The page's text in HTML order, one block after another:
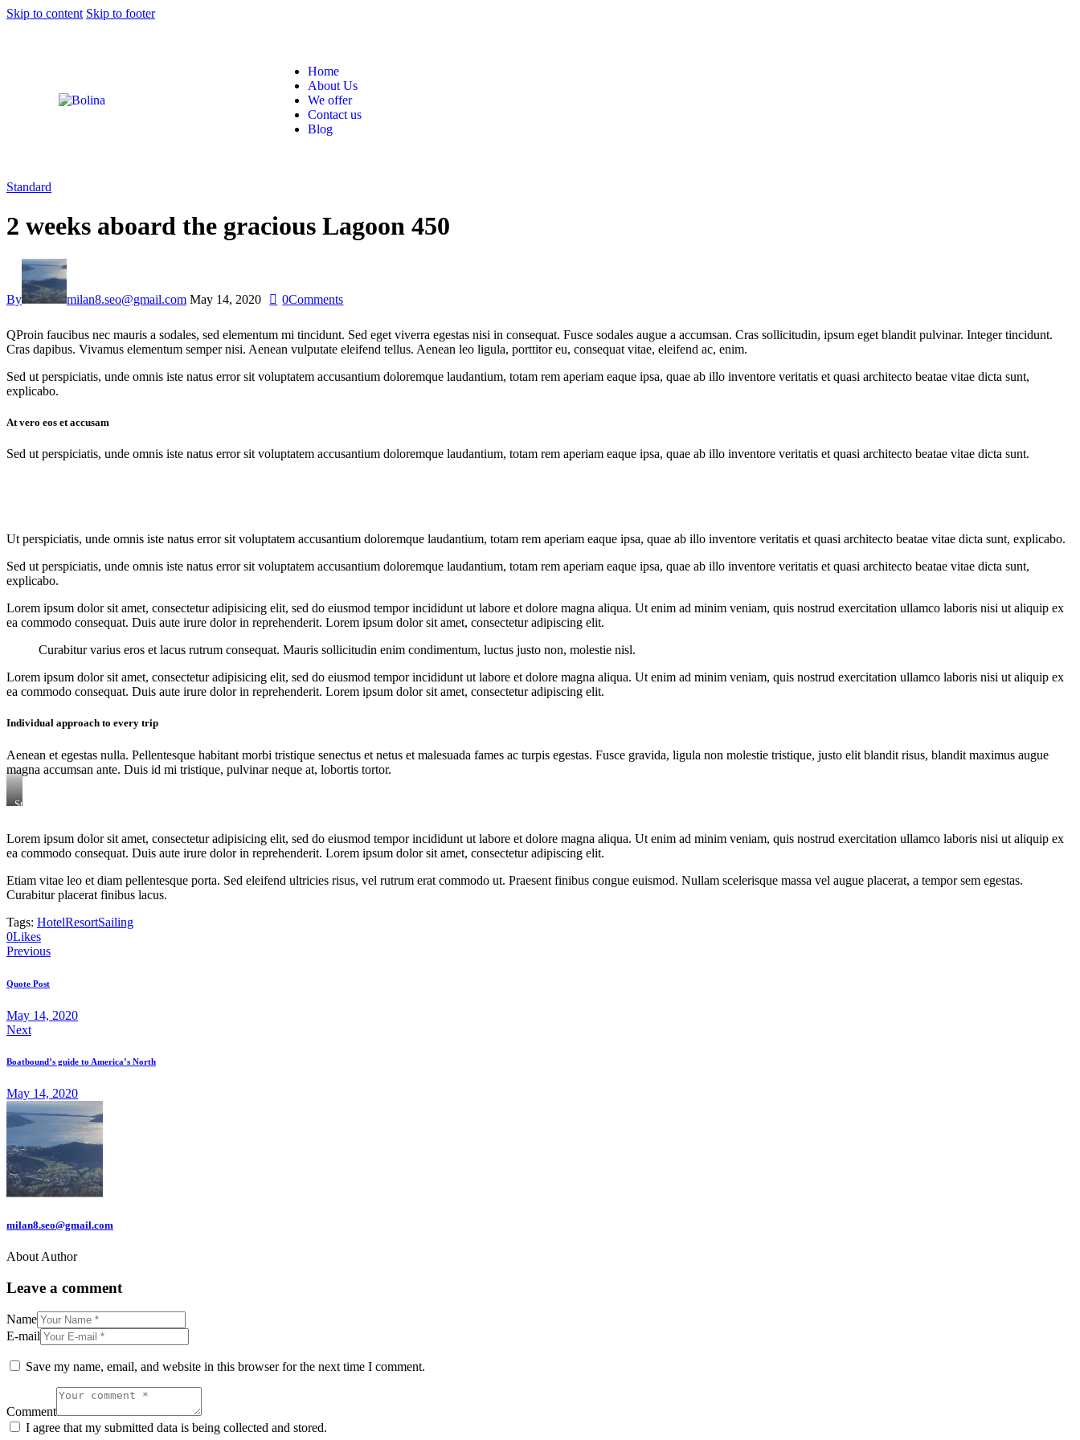
Skip to content Skip to footer
Home
About Us
We offer
Contact us
Blog
Standard
2 weeks aboard the gracious Lagoon 450
By milan8.seo@gmail.com May 14, 2020 0Comments
QProin faucibus nec mauris a sodales, sed elementum mi tincidunt. Sed eget viverra egestas nisi in consequat. Fusce sodales augue a accumsan. Cras sollicitudin, ipsum eget blandit pulvinar. Integer tincidunt.
Cras dapibus. Vivamus elementum semper nisi. Aenean vulputate eleifend tellus. Aenean leo ligula, porttitor eu, consequat vitae, eleifend ac, enim.
Sed ut perspiciatis, unde omnis iste natus error sit voluptatem accusantium doloremque laudantium, totam rem aperiam eaque ipsa, quae ab illo inventore veritatis et quasi architecto beatae vitae dicta sunt,
explicabo.
At vero eos et accusam
Sed ut perspiciatis, unde omnis iste natus error sit voluptatem accusantium doloremque laudantium, totam rem aperiam eaque ipsa, quae ab illo inventore veritatis et quasi architecto beatae vitae dicta sunt.
Ut perspiciatis, unde omnis iste natus error sit voluptatem accusantium doloremque laudantium, totam rem aperiam eaque ipsa, quae ab illo inventore veritatis et quasi architecto beatae vitae dicta sunt, explicabo.
Sed ut perspiciatis, unde omnis iste natus error sit voluptatem accusantium doloremque laudantium, totam rem aperiam eaque ipsa, quae ab illo inventore veritatis et quasi architecto beatae vitae dicta sunt,
explicabo.
Lorem ipsum dolor sit amet, consectetur adipisicing elit, sed do eiusmod tempor incididunt ut labore et dolore magna aliqua. Ut enim ad minim veniam, quis nostrud exercitation ullamco laboris nisi ut aliquip ex
ea commodo consequat. Duis aute irure dolor in reprehenderit. Lorem ipsum dolor sit amet, consectetur adipiscing elit.
Curabitur varius eros et lacus rutrum consequat. Mauris sollicitudin enim condimentum, luctus justo non, molestie nisl.
Lorem ipsum dolor sit amet, consectetur adipisicing elit, sed do eiusmod tempor incididunt ut labore et dolore magna aliqua. Ut enim ad minim veniam, quis nostrud exercitation ullamco laboris nisi ut aliquip ex
ea commodo consequat. Duis aute irure dolor in reprehenderit. Lorem ipsum dolor sit amet, consectetur adipiscing elit.
Individual approach to every trip
Aenean et egestas nulla. Pellentesque habitant morbi tristique senectus et netus et malesuada fames ac turpis egestas. Fusce gravida, ligula non molestie tristique, justo elit blandit risus, blandit maximus augue
magna accumsan ante. Duis id mi tristique, pulvinar neque at, lobortis tortor.
Stet
gubergren,
no
sanctus
est
labore
dolore.
By
Kevin
Smith
Lorem ipsum dolor sit amet, consectetur adipisicing elit, sed do eiusmod tempor incididunt ut labore et dolore magna aliqua. Ut enim ad minim veniam, quis nostrud exercitation ullamco laboris nisi ut aliquip ex
ea commodo consequat. Duis aute irure dolor in reprehenderit. Lorem ipsum dolor sit amet, consectetur adipiscing elit.
Etiam vitae leo et diam pellentesque porta. Sed eleifend ultricies risus, vel rutrum erat commodo ut. Praesent finibus congue euismod. Nullam scelerisque massa vel augue placerat, a tempor sem egestas.
Curabitur placerat finibus lacus.
Tags: HotelResortSailing
0Likes
Previous
Quote Post
May 14, 2020
Next
Boatbound’s guide to America’s North
May 14, 2020
milan8.seo@gmail.com
About Author
Leave a comment
Name
E-mail
Save my name, email, and website in this browser for the next time I comment.
Comment
I agree that my submitted data is being collected and stored.